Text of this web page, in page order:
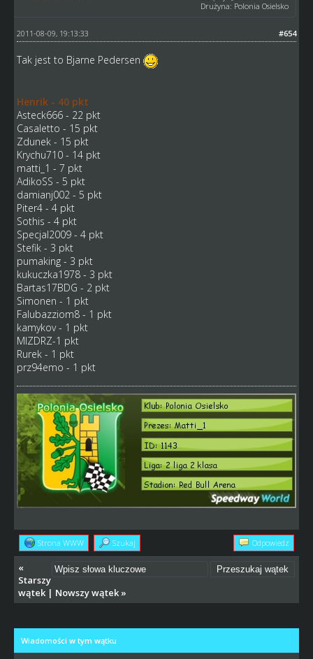
Drużyna: Polonia Osielsko
#654
2011-08-09, 19:13:33
Tak jest to Bjarne Pedersen
Henrik - 40 pkt
Asteck666 - 22 pkt
Casaletto - 15 pkt
Zdunek - 15 pkt
Krychu710 - 14 pkt
matti_1 - 7 pkt
AdikoSS - 5 pkt
damianj002 - 5 pkt
Piter4 - 4 pkt
Sothis - 4 pkt
Specjal2009 - 4 pkt
Stefik - 3 pkt
pumaking - 3 pkt
kukuczka1978 - 3 pkt
Bartas17BDG - 2 pkt
Simonen - 1 pkt
Falubazziom8 - 1 pkt
kamykov - 1 pkt
MIZDRZ-1 pkt
Rurek - 1 pkt
prz94emo - 1 pkt
Strona WWW Szukaj Odpowiedz
«
Starszy
wątek| Nowszy wątek»
Wiadomości w tym wątku